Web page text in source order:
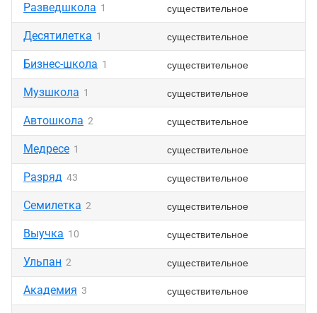
Разведшкола 1 существительное
Десятилетка 1 существительное
Бизнес-школа 1 существительное
Музшкола 1 существительное
Автошкола 2 существительное
Медресе 1 существительное
Разряд 43 существительное
Семилетка 2 существительное
Выучка 10 существительное
Ульпан 2 существительное
Академия 3 существительное